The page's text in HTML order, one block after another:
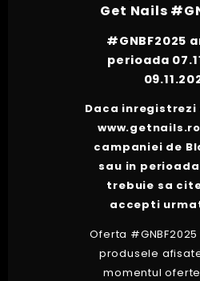
Get Nails
#GNBF2025
perioada
Daca inregistrezi
campaniei de
sau in
trebuie sa
accepti
Oferta
produsele
momentul